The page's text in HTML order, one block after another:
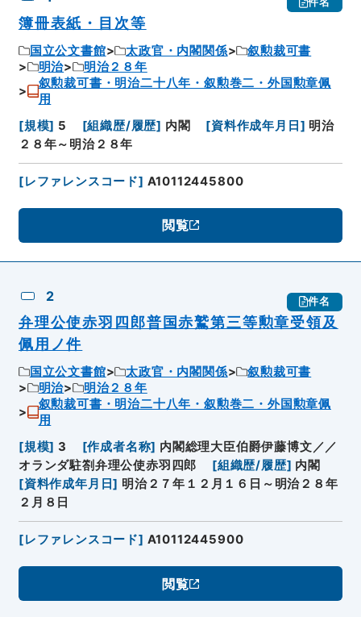
簿冊表紙・目次等
国立公文書館 太政官・内閣関係
叙勲裁可書
明治
明治２８年
叙勲裁可書・明治二十八年・叙勲巻二・外国勲章佩
用
[規模] 5 [組織歴/履歴] 内閣 [資料作成年月日 ] 明治
２８年～明治２８年
[レファレンスコード] A10112445800
閲覧
2 件名
弁理公使赤羽四郎普国赤鷲第三等勲章受領及
佩用ノ件
国立公文書館 太政官・内閣関係
叙勲裁可書
明治
明治２８年
叙勲裁可書・明治二十八年・叙勲巻二・外国勲章佩
用
[規模] 3 [作成者名称] 内閣総理大臣伯爵伊藤博文／／
オランダ駐劄弁理公使赤羽四郎
[組織歴/履歴] 内閣
[資料作成年月日] 明治２７年１２月１６日～明治２８年
２月８日
[レファレンスコード] A10112445900
閲覧